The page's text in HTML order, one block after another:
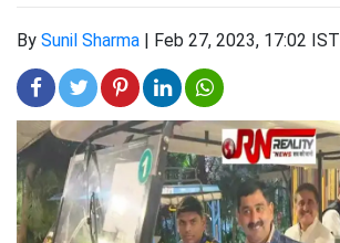
By Sunil Sharma | Feb 27, 2023, 17:02 IST